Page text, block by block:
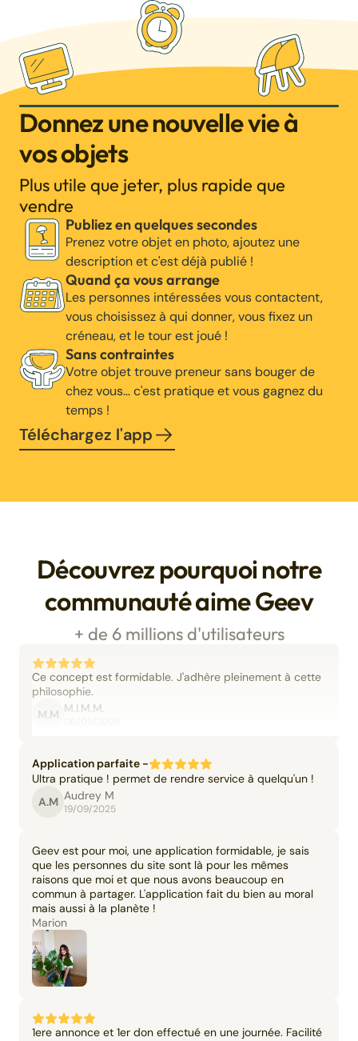
Donnez une nouvelle vie à
vos objets
Plus utile que jeter, plus rapide que
vendre
Publiez en quelques secondes
Prenez votre objet en photo, ajoutez une
description et c'est déjà publié !
Quand ça vous arrange
Les personnes intéressées vous contactent,
vous choisissez à qui donner, vous fixez un
créneau, et le tour est joué !
Sans contraintes
Votre objet trouve preneur sans bouger de
chez vous… c'est pratique et vous gagnez du
temps !
Téléchargez l'app
Découvrez pourquoi notre
communauté aime Geev
+ de 6 millions d'utilisateurs
Ce concept est formidable. J'adhère pleinement à cette
philosophie.
M.M M.I.M.M.
Application parfaite -
Ultra pratique ! permet de rendre service à quelqu'un !
A.M Audrey M
19/09/2025
Geev est pour moi, une application formidable, je sais
que les personnes du site sont là pour les mêmes
raisons que moi et que nous avons beaucoup en
commun à partager. L'application fait du bien au moral
mais aussi à la planète !
Marion
1ere annonce et 1er don effectué en une journée. Facilité